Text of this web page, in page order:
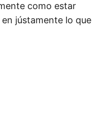
como estar
jústamente lo que